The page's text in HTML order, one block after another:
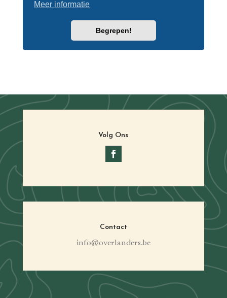
Volg Ons
Contact
info@overlanders.be